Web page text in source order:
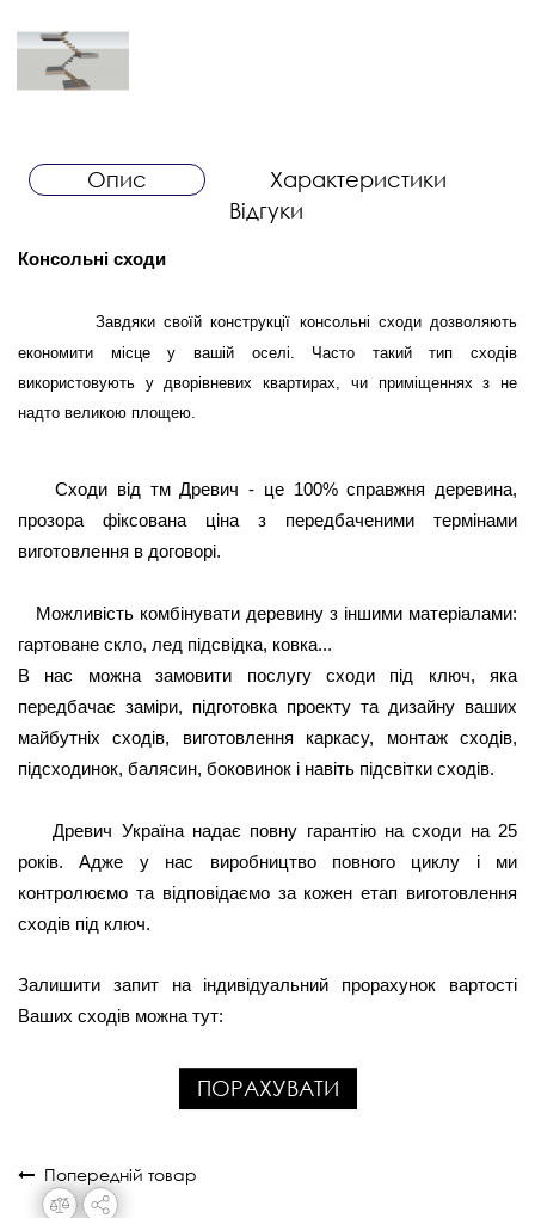
Опис
Характеристики
Відгуки
Консольні сходи
Завдяки своїй конструкції консольні сходи дозволяють
економити місце у вашій оселі. Часто такий тип сходів
використовують у дворівневих квартирах, чи приміщеннях з не
надто великою площею.
Сходи від тм Древич - це 100% справжня деревина,
прозора фіксована ціна з передбаченими термінами
виготовлення в договорі.
Можливість комбінувати деревину з іншими матеріалами:
гартоване скло, лед підсвідка, ковка...
В нас можна замовити послугу сходи під ключ, яка
передбачає заміри, підготовка проекту та дизайну ваших
майбутніх сходів, виготовлення каркасу, монтаж сходів,
підсходинок, балясин, боковинок і навіть підсвітки сходів.
Древич Україна надає повну гарантію на сходи на 25
років. Адже у нас виробництво повного циклу і ми
контролюємо та відповідаємо за кожен етап виготовлення
сходів під ключ.
Залишити запит на індивідуальний прорахунок вартості
Ваших сходів можна тут:
ПОРАХУВАТИ
Попередній товар